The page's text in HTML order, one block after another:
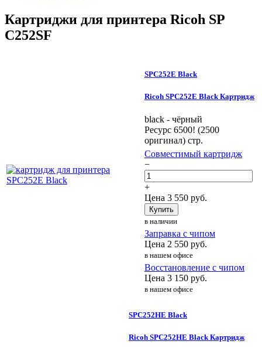
Картриджи для принтера Ricoh SP
C252SF
SPC252E Black
Ricoh SPC252E Black Картридж
black - чёрный
Ресурс 6500! (2500
оригинал) стр.
Совместимый картридж
−
+
Цена 3 550 руб.
Купить
в наличии
Заправка с чипом
Цена 2 550 руб.
в нашем офисе
Восстановление с чипом
Цена 3 150 руб.
в нашем офисе
SPC252HE Black
Ricoh SPC252HE Black Картридж